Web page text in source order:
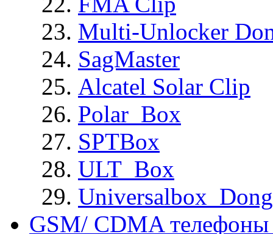
Multi-Unlocker
SagMaster
Alcatel Solar Clip
Polar_Box
SPTBox
ULT_Box
GSM/ CDMA